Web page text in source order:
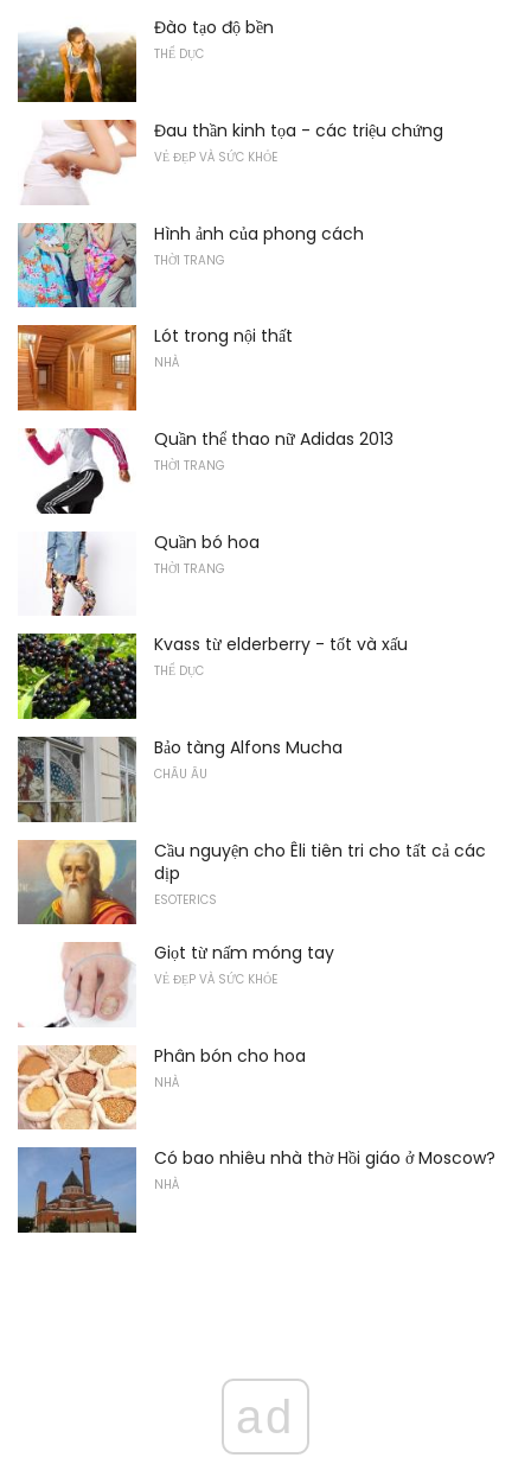
Đào tạo độ bền
THỂ DỤC
Đau thần kinh tọa - các triệu chứng
VẺ ĐẸP VÀ SỨC KHỎE
Hình ảnh của phong cách
THỜI TRANG
Lót trong nội thất
NHÀ
Quần thể thao nữ Adidas 2013
THỜI TRANG
Quần bó hoa
THỜI TRANG
Kvass từ elderberry - tốt và xấu
THỂ DỤC
Bảo tàng Alfons Mucha
CHÂU ÂU
Cầu nguyện cho Êli tiên tri cho tất cả các
dịp
ESOTERICS
Giọt từ nấm móng tay
VẺ ĐẸP VÀ SỨC KHỎE
Phân bón cho hoa
NHÀ
Có bao nhiêu nhà thờ Hồi giáo ở Moscow?
NHÀ
ad